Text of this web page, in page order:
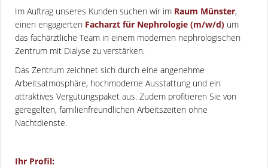
Im Auftrag unseres Kunden suchen wir im Raum Münster,
einen engagierten Facharzt für Nephrologie (m/w/d) um
das fachärztliche Team in einem modernen nephrologischen
Zentrum mit Dialyse zu verstärken.
Das Zentrum zeichnet sich durch eine angenehme
Arbeitsatmosphäre, hochmoderne Ausstattung und ein
attraktives Vergütungspaket aus. Zudem profitieren Sie von
geregelten, familienfreundlichen Arbeitszeiten ohne
Nachtdienste.
Ihr Profil: